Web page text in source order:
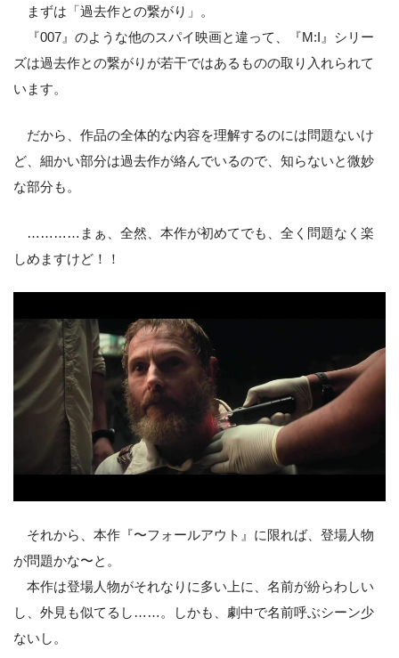
まずは「過去作との繋がり」。
『007』のような他のスパイ映画と違って、『M:I』シリー
ズは過去作との繋がりが若干ではあるものの取り入れられて
います。
だから、作品の全体的な内容を理解するのには問題ないけ
ど、細かい部分は過去作が絡んでいるので、知らないと微妙
な部分も。
…………まぁ、全然、本作が初めてでも、全く問題なく楽
しめますけど！！
それから、本作『〜フォールアウト』に限れば、登場人物
が問題かな〜と。
本作は登場人物がそれなりに多い上に、名前が紛らわしい
し、外見も似てるし……。しかも、劇中で名前呼ぶシーン少
ないし。